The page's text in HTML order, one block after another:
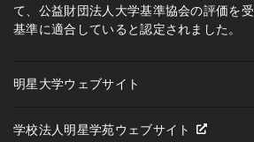
て、公益財団法人大学基準協会の評価を
基準に適合していると認定されました。
明星大学ウェブサイト
学校法人明星学苑ウェブサイト